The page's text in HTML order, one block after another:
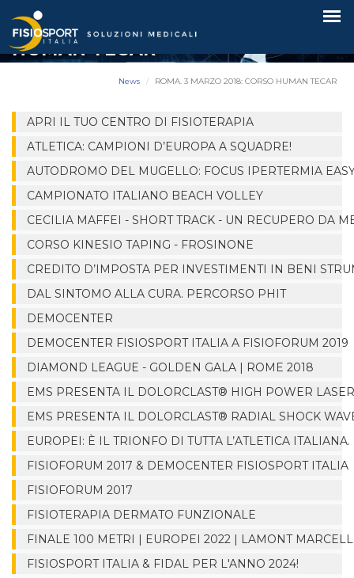
ROMA. 3 MARZO 2018: CORSO
HUMAN TECAR
News ROMA. 3 MARZO 2018: CORSO HUMAN TECAR
APRI IL TUO CENTRO DI FISIOTERAPIA
ATLETICA: CAMPIONI D’EUROPA A SQUADRE!
AUTODROMO DEL MUGELLO: FOCUS IPERTERMIA
CAMPIONATO ITALIANO BEACH VOLLEY
CECILIA MAFFEI - SHORT TRACK - UN RECUPERO DA
CORSO KINESIO TAPING - FROSINONE
CREDITO D’IMPOSTA PER INVESTIMENTI IN BENI
DAL SINTOMO ALLA CURA. PERCORSO PHIT
DEMOCENTER
DEMOCENTER FISIOSPORT ITALIA A FISIOFORUM 2019
DIAMOND LEAGUE - GOLDEN GALA | ROME 2018
EMS PRESENTA IL DOLORCLAST® HIGH POWER LASER
EMS PRESENTA IL DOLORCLAST® RADIAL SHOCK
EUROPEI: È IL TRIONFO DI TUTTA L’ATLETICA ITALIANA.
FISIOFORUM 2017 & DEMOCENTER FISIOSPORT ITALIA
FISIOFORUM 2017
FISIOTERAPIA DERMATO FUNZIONALE
FINALE 100 METRI | EUROPEI 2022 | LAMONT
FISIOSPORT ITALIA & FIDAL PER L'ANNO 2024!